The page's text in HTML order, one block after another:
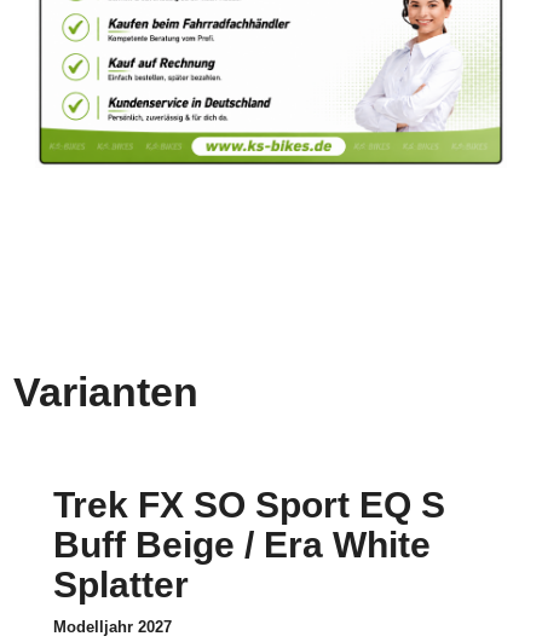
Varianten
Trek FX SO Sport EQ S
Buff Beige / Era White
Splatter
Modelljahr 2027